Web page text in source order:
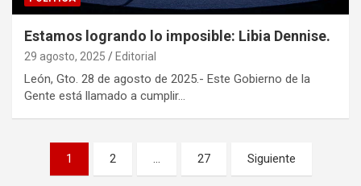
Estamos logrando lo imposible: Libia Dennise.
29 agosto, 2025 Editorial
León, Gto. 28 de agosto de 2025.- Este Gobierno de la
Gente está llamado a cumplir…
Paginación
1 2 … 27 Siguiente